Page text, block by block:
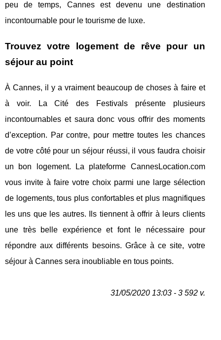
peu de temps, Cannes est devenu une destination
incontournable pour le tourisme de luxe.
Trouvez votre logement de rêve pour un
séjour au point
À Cannes, il y a vraiment beaucoup de choses à faire et
à voir. La Cité des Festivals présente plusieurs
incontournables et saura donc vous offrir des moments
d’exception. Par contre, pour mettre toutes les chances
de votre côté pour un séjour réussi, il vous faudra choisir
un bon logement. La plateforme CannesLocation.com
vous invite à faire votre choix parmi une large sélection
de logements, tous plus confortables et plus magnifiques
les uns que les autres. Ils tiennent à offrir à leurs clients
une très belle expérience et font le nécessaire pour
répondre aux différents besoins. Grâce à ce site, votre
séjour à Cannes sera inoubliable en tous points.
31/05/2020 13:03 - 3 592 v.